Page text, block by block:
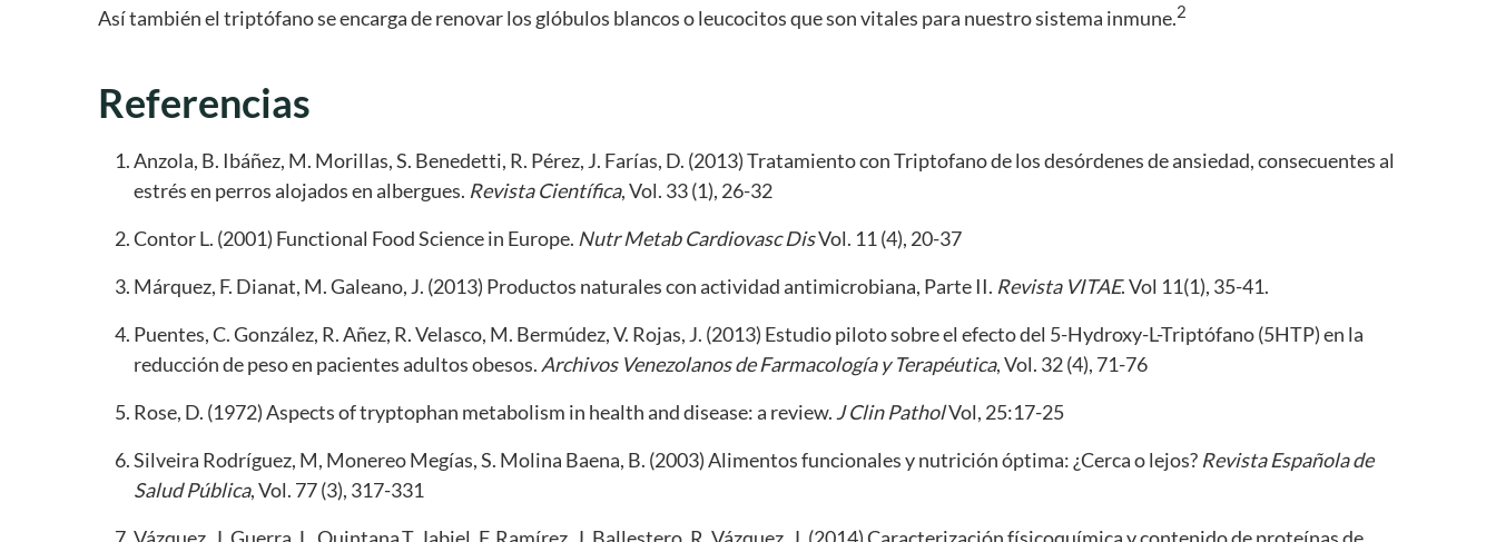
Así también el triptófano se encarga de renovar los glóbulos blancos o leucocitos que son vitales para nuestro sistema inmune.2
Referencias
Anzola, B. Ibáñez, M. Morillas, S. Benedetti, R. Pérez, J. Farías, D. (2013) Tratamiento con Triptofano de los desórdenes de ansiedad, consecuentes al
estrés en perros alojados en albergues. Revista Científica, Vol. 33 (1), 26-32
Contor L. (2001) Functional Food Science in Europe. Nutr Metab Cardiovasc DisVol. 11 (4), 20-37
Márquez, F. Dianat, M. Galeano, J. (2013) Productos naturales con actividad antimicrobiana, Parte II. Revista VITAE. Vol 11(1), 35-41.
Puentes, C. González, R. Añez, R. Velasco, M. Bermúdez, V. Rojas, J. (2013) Estudio piloto sobre el efecto del 5-Hydroxy-L-Triptófano (5HTP) en la
reducción de peso en pacientes adultos obesos. Archivos Venezolanos de Farmacología y Terapéutica, Vol. 32 (4), 71-76
Rose, D. (1972) Aspects of tryptophan metabolism in health and disease: a review. J Clin PatholVol, 25:17-25
Silveira Rodríguez, M, Monereo Megías, S. Molina Baena, B. (2003) Alimentos funcionales y nutrición óptima: ¿Cerca o lejos? Revista Española de
Salud Pública, Vol. 77 (3), 317-331